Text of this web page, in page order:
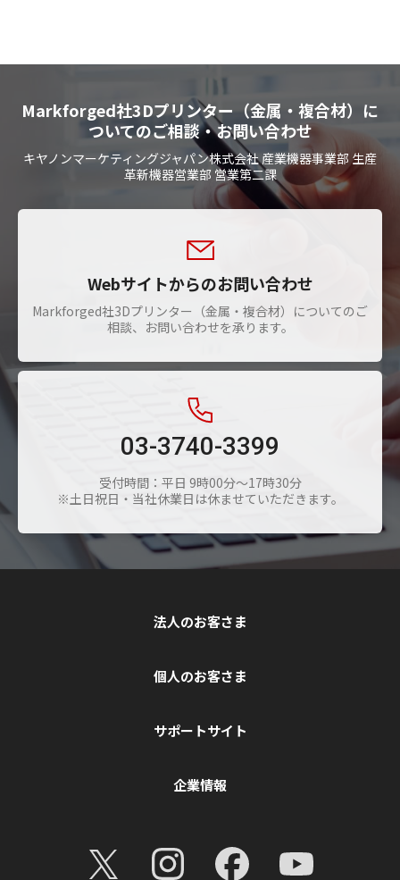
Markforged社3Dプリンター（金属・複合材）に
ついてのご相談・お問い合わせ
キヤノンマーケティングジャパン株式会社 産業機器事業部 生産
革新機器営業部 営業第二課
Webサイトからのお問い合わせ
Markforged社3Dプリンター（金属・複合材）についてのご
相談、お問い合わせを承ります。
03-3740-3399
受付時間：平日 9時00分～17時30分
※土日祝日・当社休業日は休ませていただきます。
法人のお客さま
個人のお客さま
サポートサイト
企業情報